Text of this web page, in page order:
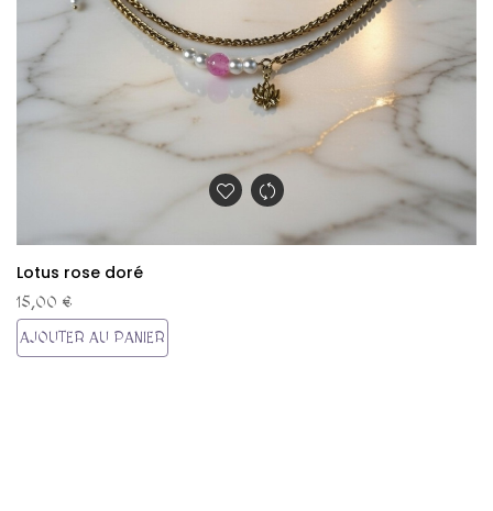
Lotus rose doré
15,00 €
AJOUTER AU PANIER